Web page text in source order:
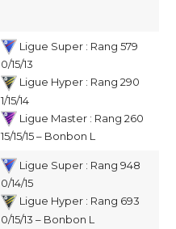
Ligue Super : Rang 579
0/15/13
Ligue Hyper : Rang 290
1/15/14
Ligue Master : Rang 260
15/15/15 – Bonbon L
Ligue Super : Rang 948
0/14/15
Ligue Hyper : Rang 693
0/15/13 – Bonbon L